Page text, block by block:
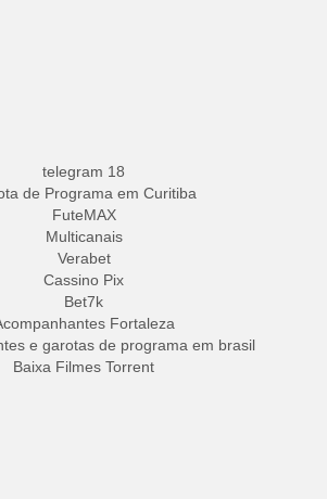
telegram 18
de Programa em Curitiba
FuteMAX
Multicanais
Verabet
Cassino Pix
Bet7k
Fortaleza
e garotas de programa em brasil
Baixa Filmes Torrent